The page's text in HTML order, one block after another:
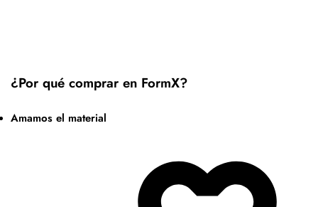
¿Por qué comprar en FormX?
Amamos el material